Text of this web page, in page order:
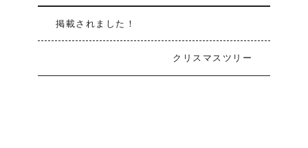
掲載されました！
クリスマスツリー